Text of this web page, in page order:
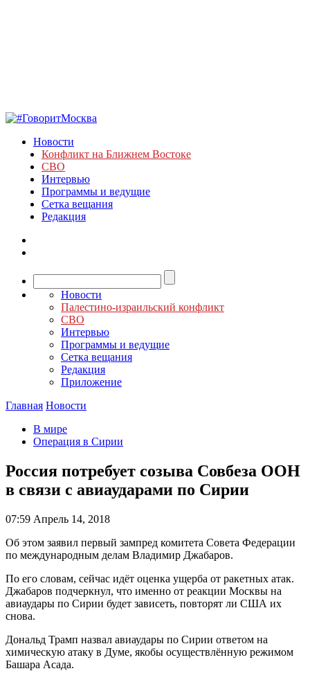
Новости
Конфликт на Ближнем Востоке
СВО
Интервью
Программы и ведущие
Сетка вещания
Редакция
Новости
Палестино-израильский конфликт
СВО
Интервью
Программы и ведущие
Сетка вещания
Редакция
Приложение
Главная Новости
В мире
Операция в Сирии
Россия потребует созыва Совбеза ООН
в связи с авиаударами по Сирии
07:59 Апрель 14, 2018
Об этом заявил первый зампред комитета Совета Федерации
по международным делам Владимир Джабаров.
По его словам, сейчас идёт оценка ущерба от ракетных атак.
Джабаров подчеркнул, что именно от реакции Москвы на
авиаудары по Сирии будет зависеть, повторят ли США их
снова.
Дональд Трамп назвал авиаудары по Сирии ответом на
химическую атаку в Думе, якобы осуществлённую режимом
Башара Асада.